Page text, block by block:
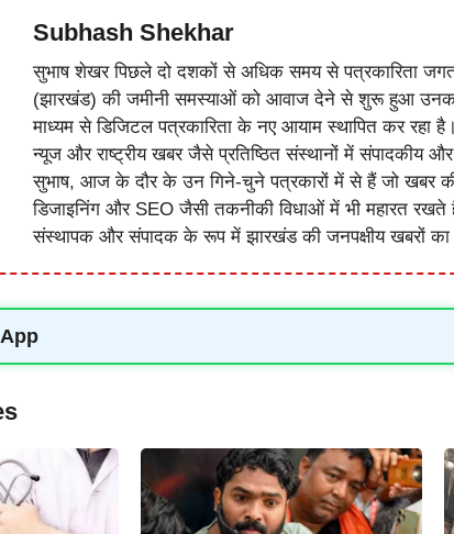
Subhash Shekhar
सुभाष शेखर पिछले दो दशकों से अधिक समय से पत्रकारिता
(झारखंड) की जमीनी समस्याओं को आवाज देने से शुरू हुआ
माध्यम से डिजिटल पत्रकारिता के नए आयाम स्थापित कर रहा
न्यूज और राष्ट्रीय खबर जैसे प्रतिष्ठित संस्थानों में संपादकीय
सुभाष, आज के दौर के उन गिने-चुने पत्रकारों में से हैं जो खबर की
डिजाइनिंग और SEO जैसी तकनीकी विधाओं में भी महारत
संस्थापक और संपादक के रूप में झारखंड की जनपक्षीय खबरों का